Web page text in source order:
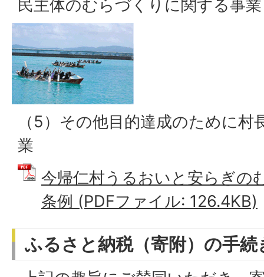
民主体のむらづくりに関する事業
（5）その他目的達成のために
業
今帰仁村うるおいと安らぎの
条例 (PDFファイル: 126.4KB)
ふるさと納税（寄附）の手